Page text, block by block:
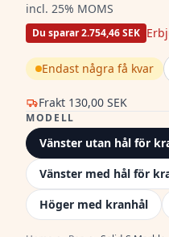
incl. 25% MOMS
Du sparar 2.754,46 SEK
Frakt 130,00 SEK
Endast några få kvar
MODELL
Vänster utan hål för
Vänster med hål för
Höger med kranhål